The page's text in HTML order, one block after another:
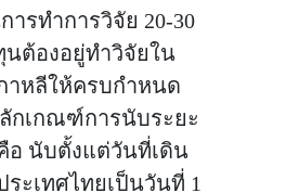
ารทำการวิจัย 20-30
ต้องอยู่ทำวิจัยใน
าหลีให้ครบกำหนด
กเกณฑ์การนับระยะ
อ นับตั้งแต่วันที่เดิน
ะเทศไทยเป็นวันที่ 1